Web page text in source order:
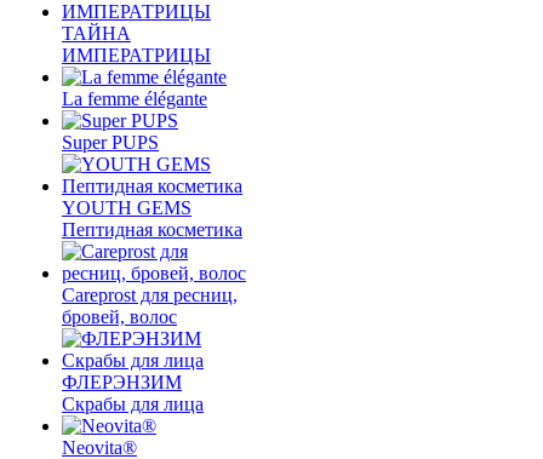
ТАЙНА
ИМПЕРАТРИЦЫ
La femme élégante
Super PUPS
YOUTH GEMS
Пептидная косметика
Careprost для ресниц,
бровей, волос
ФЛЕРЭНЗИМ
Скрабы для лица
Neovita®